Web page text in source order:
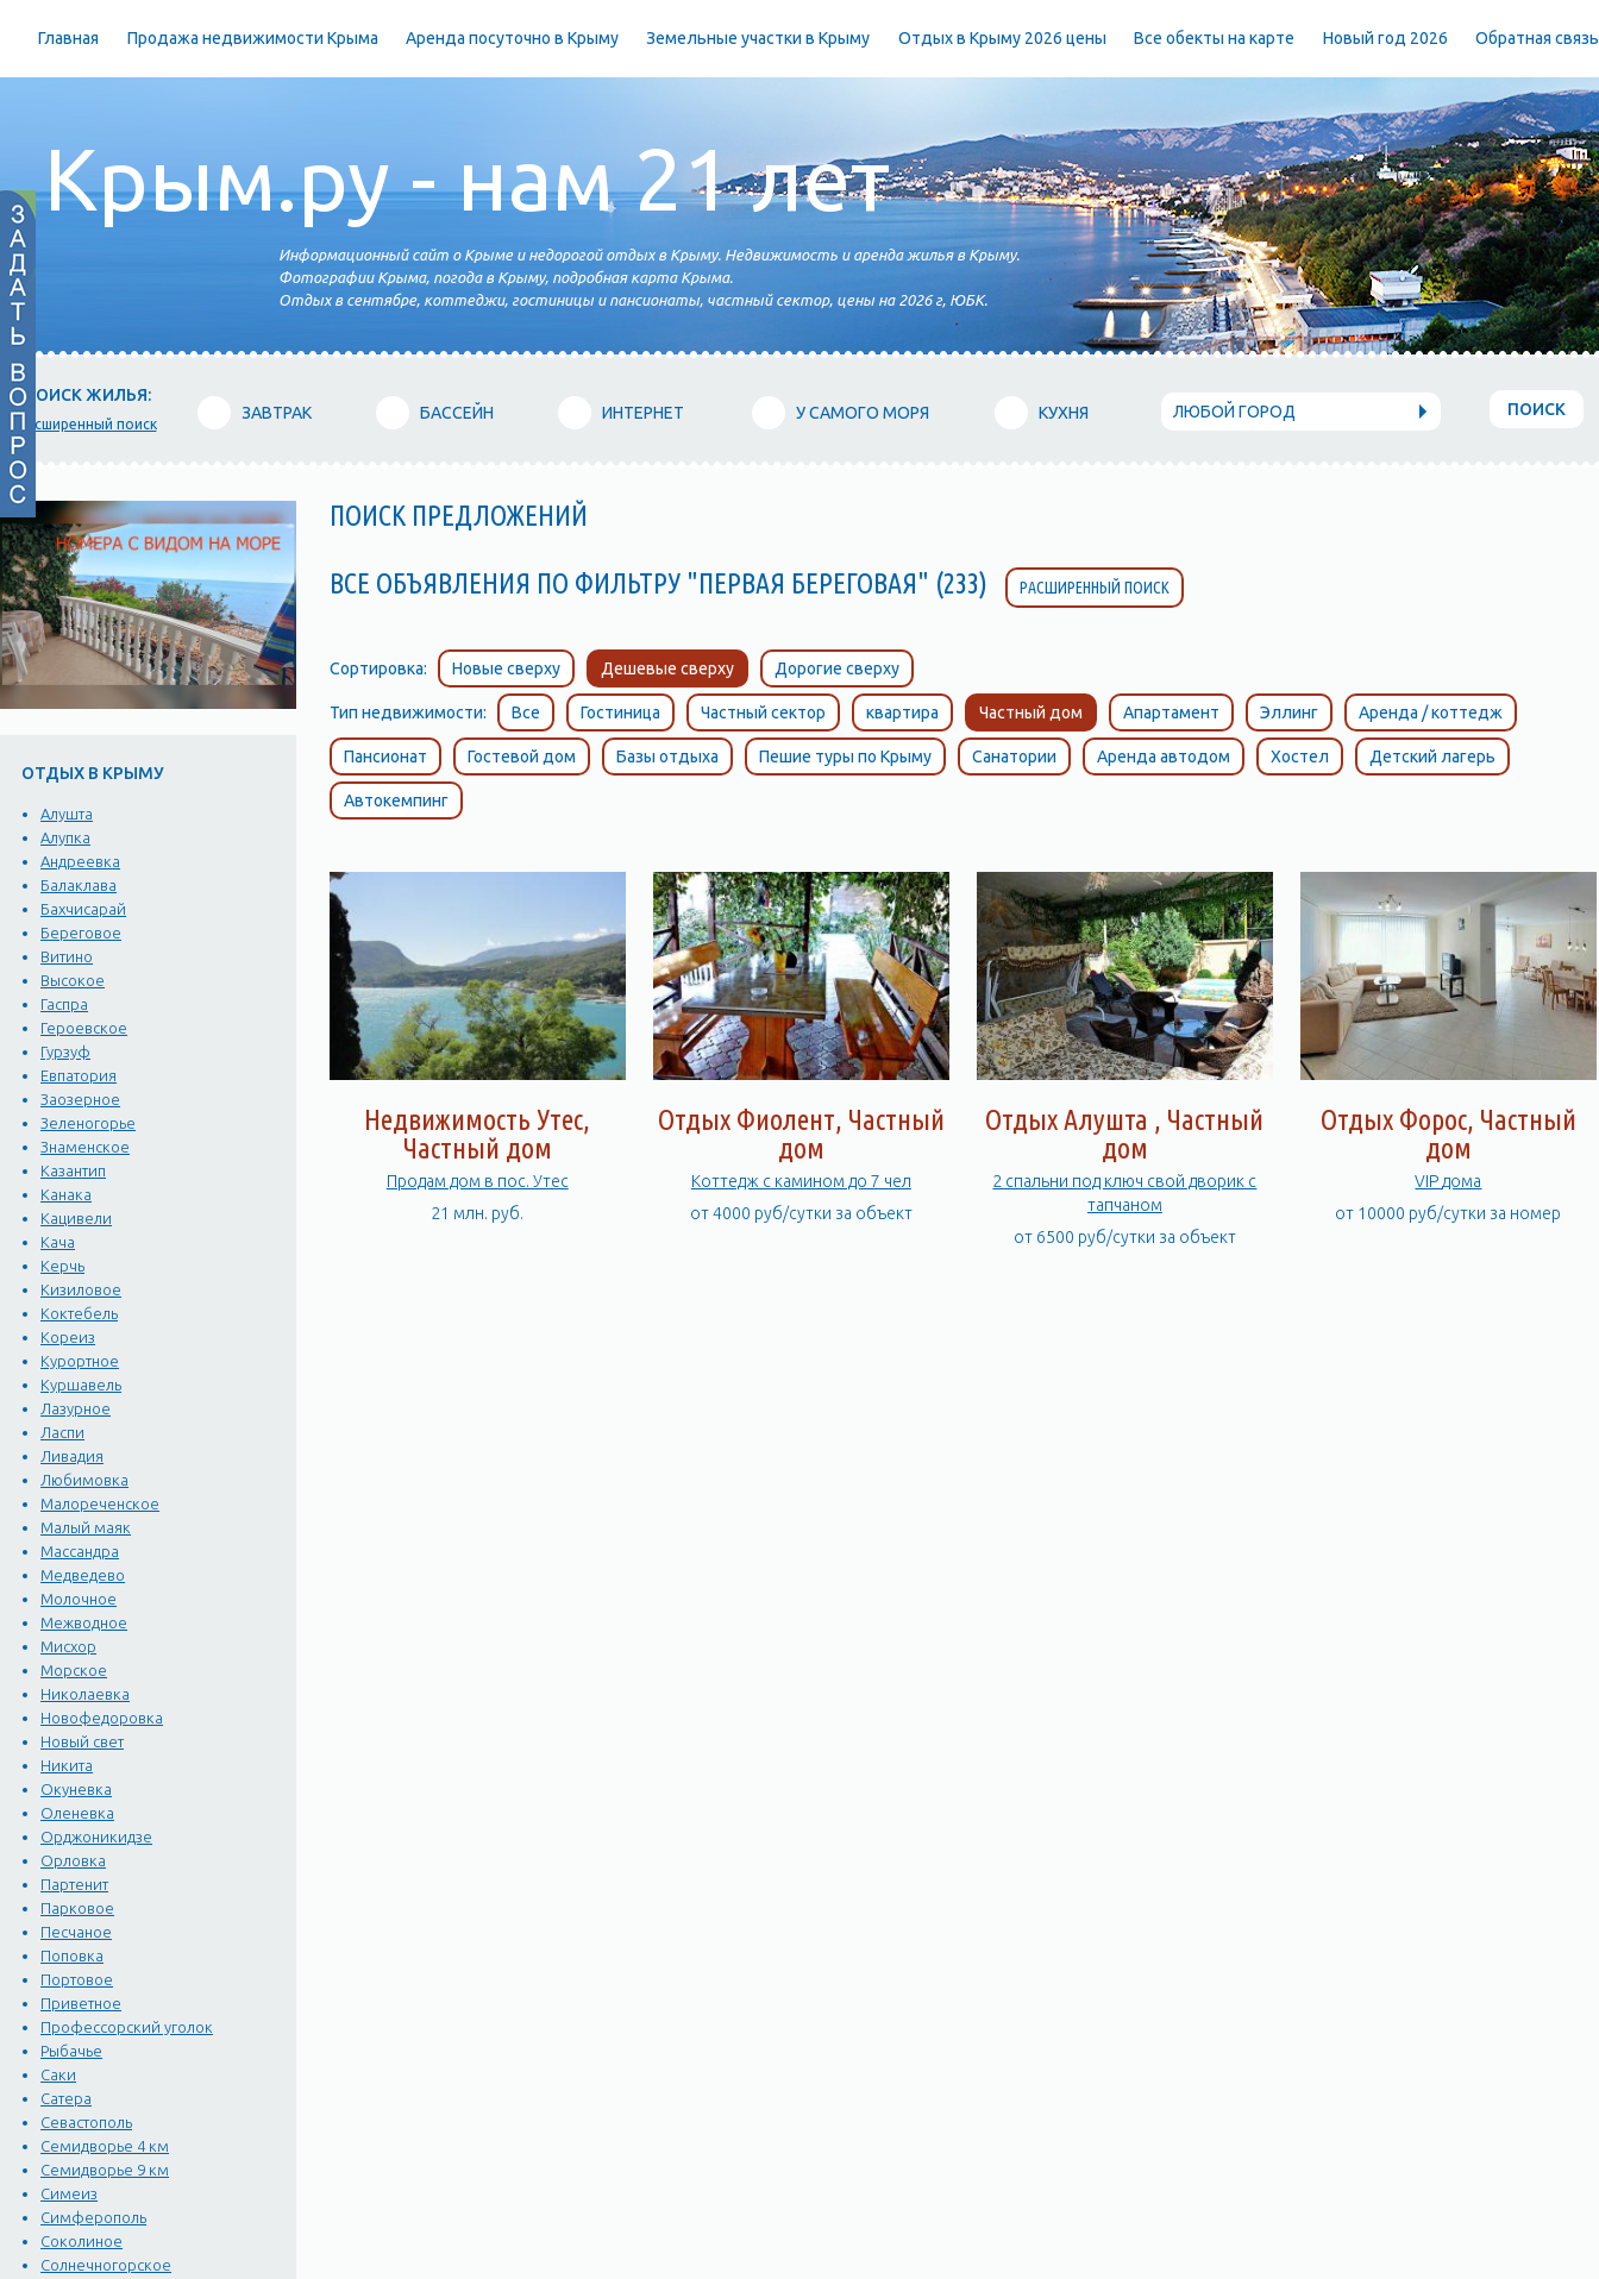
Главная Продажа недвижимости Крыма Аренда посуточно в Крыму Земельные участки в Крыму Отдых в Крыму 2026 цены Все обекты на карте Новый год 2026 Обратная связь
Крым.ру - нам 21 лет
Информационный сайт о Крыме и недорогой отдых в Крыму. Недвижимость и аренда жилья в Крыму.
Фотографии Крыма, погода в Крыму, подробная карта Крыма.
Отдых в сентябре, коттеджи, гостиницы и пансионаты, частный сектор, цены на 2026 г, ЮБК.
ПОИСК ЖИЛЬЯ:
расширенный поиск
ЗАВТРАК БАССЕЙН ИНТЕРНЕТ У САМОГО МОРЯ КУХНЯ ЛЮБОЙ ГОРОД ПОИСК
ОТДЫХ В КРЫМУ
Алушта
Алупка
Андреевка
Балаклава
Бахчисарай
Береговое
Витино
Высокое
Гаспра
Героевское
Гурзуф
Евпатория
Заозерное
Зеленогорье
Знаменское
Казантип
Канака
Кацивели
Кача
Керчь
Кизиловое
Коктебель
Кореиз
Курортное
Куршавель
Лазурное
Ласпи
Ливадия
Любимовка
Малореченское
Малый маяк
Массандра
Медведево
Молочное
Межводное
Мисхор
Морское
Николаевка
Новофедоровка
Новый свет
Никита
Окуневка
Оленевка
Орджоникидзе
Орловка
Партенит
Парковое
Песчаное
Поповка
Портовое
Приветное
Профессорский уголок
Рыбачье
Саки
Сатера
Севастополь
Семидворье 4 км
Семидворье 9 км
Симеиз
Симферополь
Соколиное
Солнечногорское
ПОИСК ПРЕДЛОЖЕНИЙ
ВСЕ ОБЪЯВЛЕНИЯ ПО ФИЛЬТРУ "ПЕРВАЯ БЕРЕГОВАЯ" (233) РАСШИРЕННЫЙ ПОИСК
Сортировка: Новые сверху Дешевые сверху Дорогие сверху
Тип недвижимости: Все Гостиница Частный сектор квартира Частный дом Апартамент Эллинг Аренда / коттедж
Пансионат Гостевой дом Базы отдыха Пешие туры по Крыму Санатории Аренда автодом Хостел Детский лагерь
Автокемпинг
Недвижимость Утес,
Частный дом
Продам дом в пос. Утес
21 млн. руб.
Отдых Фиолент, Частный
дом
Коттедж с камином до 7 чел
от 4000 руб/сутки за объект
Отдых Алушта , Частный
дом
2 спальни под ключ свой дворик с
тапчаном
от 6500 руб/сутки за объект
Отдых Форос, Частный
дом
VIP дома
от 10000 руб/сутки за номер